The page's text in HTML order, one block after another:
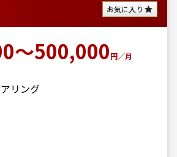
お気に入り
～500,000円／月
リング